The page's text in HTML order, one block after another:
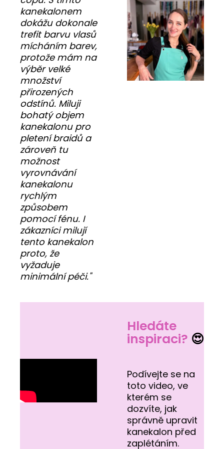
kanekalonem
dokážu dokonale
trefit barvu vlasů
mícháním barev,
protože mám na
výběr velké
množství
přirozených
odstínů. Miluji
bohatý objem
kanekalonu pro
pletení braidů a
zároveň tu
možnost
vyrovnávání
kanekalonu
rychlým
způsobem
pomocí fénu. I
zákazníci milují
tento kanekalon
proto, že
vyžaduje
minimální péči."
Hledáte
inspiraci? 😍
Podívejte se na
toto video, ve
kterém se
dozvíte, jak
správně upravit
kanekalon před
zaplétáním.